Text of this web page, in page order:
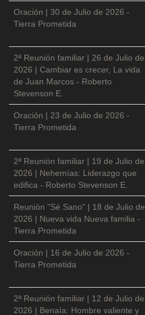
Oración | 30 de Julio de 2026 -
Tierra Prometida
2ª Reunión familiar | 26 de Julio de
2026 | Cambiar es crecer, La vida
de Juan Marcos - Roberto
Stevenson E.
Oración | 23 de Julio de 2026 -
Tierra Prometida
2ª Reunión familiar | 19 de Julio de
2026 | Nehemías: Liderazgo que
edifica - Roberto Stevenson E.
Reunión "Sé Sano" | 18 de Julio de
2026 | Nueva vida Nueva familia -
Tierra Prometida
Oración | 16 de Julio de 2026 -
Tierra Prometida
2ª Reunión familiar | 12 de Julio de
2026 | Benaía: Hombre valiente y